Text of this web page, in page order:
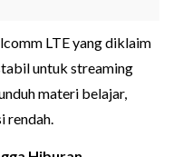
LTE yang diklaim
untuk streaming
materi belajar,
rendah.